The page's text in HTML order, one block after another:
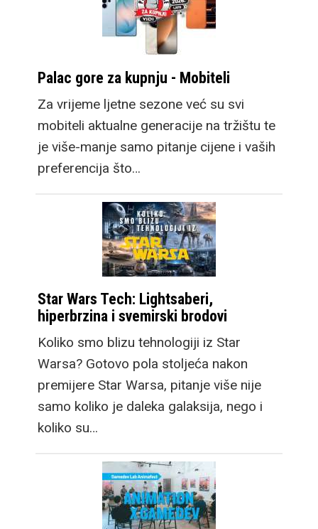
Palac gore za kupnju - Mobiteli
Za vrijeme ljetne sezone već su svi
mobiteli aktualne generacije na tržištu te
je više-manje samo pitanje cijene i vaših
preferencija što…
Star Wars Tech: Lightsaberi,
hiperbrzina i svemirski brodovi
Koliko smo blizu tehnologiji iz Star
Warsa? Gotovo pola stoljeća nakon
premijere Star Warsa, pitanje više nije
samo koliko je daleka galaksija, nego i
koliko su…